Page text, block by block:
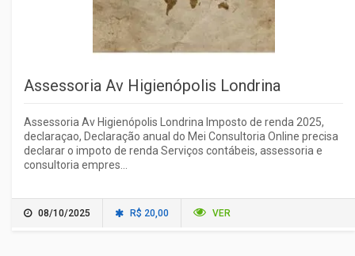
Assessoria Av Higienópolis Londrina
Assessoria Av Higienópolis Londrina Imposto de renda 2025,
declaraçao, Declaração anual do Mei Consultoria Online precisa
declarar o impoto de renda Serviços contábeis, assessoria e
consultoria empres...
08/10/2025 R$ 20,00 VER